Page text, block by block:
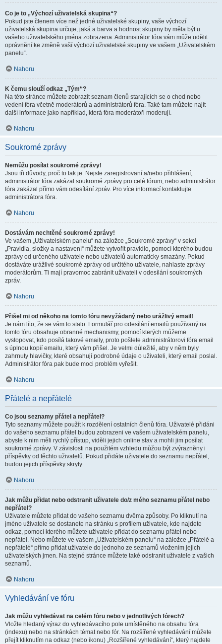
Co je to „Výchozí uživatelská skupina“?
Pokud jste členem více než jedné uživatelské skupiny, vaše výchozí
uživatelská skupina určuje, jaká a barva a hodnost skupiny by měla být u
vašeho uživatelského jména zobrazena. Administrátor fóra vám může udělit
oprávnění ke změně vaší výchozí uživatelské skupiny ve vašem „Uživatelském
panelu“.
Nahoru
K čemu slouží odkaz „Tým“?
Na této stránce můžete zobrazit seznam členů starajících se o chod nebo
vedení fóra včetně moderátorů a administrátorů fóra. Také tam můžete najít
další informace jako například, která fóra moderátoři moderují.
Nahoru
Soukromé zprávy
Nemůžu posílat soukromé zprávy!
Jsou tři důvody, proč to tak je. Nejste zaregistrovaní a/nebo přihlášení,
administrátor fóra zakázal soukromé zprávy pro celé fórum, nebo administrátor
fóra zakázal přímo vám odesílání zpráv. Pro více informací kontaktujte
administrátora fóra.
Nahoru
Dostávám nechtěné soukromé zprávy!
Ve vašem „Uživatelském panelu“ na záložce „Soukromé zprávy“ v sekci
„Pravidla, složky a nastavení“ můžete vytvořit pravidlo, pomocí kterého budou
zprávy od určeného uživatele nebo uživatelů automaticky smazány. Pokud
dostáváte urážlivé soukromé zprávy od určitého uživatele, nahlaste zprávy
moderátorům. Ti mají pravomoc zabránit uživateli v odesílání soukromých
zpráv.
Nahoru
Přišel mi od někoho na tomto fóru nevyžádaný nebo urážlivý email!
Je nám líto, že se vám to stalo. Formulář pro odesílání emailů používaný na
tomto fóru obsahuje obranné mechanismy, pomocí kterých můžeme
vystopovat, kdo posílá takové emaily, proto pošlete administrátorovi fóra email
s úplnou kopií emailu, který vám přišel. Je velmi důležité, aby v něm byly
zahrnuty hlavičky, které obsahují podrobné údaje o uživateli, který email poslal.
Administrátor fóra pak bude moci problém vyřešit.
Nahoru
Přátelé a nepřátelé
Co jsou seznamy přátel a nepřátel?
Tyto seznamy můžete použít k rozdělení ostatních členů fóra. Uživatelé přidáni
do vašeho seznamu přátel budou zobrazeni ve vašem uživatelském panelu,
abyste k nim měli rychlý přístup, viděli jejich online stav a mohli jim posílat
soukromé zprávy. V závislosti na použitém vzhledu můžou být zvýrazněny i
příspěvky od těchto uživatelů. Pokud přidáte uživatele do seznamu nepřátel,
budou jejich příspěvky skryty.
Nahoru
Jak můžu přidat nebo odstranit uživatele do/z mého seznamu přátel nebo
nepřátel?
Uživatele můžete přidat do vašeho seznamu dvěma způsoby. Po kliknutí na
jméno uživatele se dostanete na stránku s profilem uživatele, kde najdete
odkaz, pomocí kterého můžete uživatele přidat do seznamu přátel nebo
nepřátel. Nebo můžete ve vašem „Uživatelském panelu“ na záložce „Přátelé a
nepřátelé“ přímo přidat uživatele do jednoho ze seznamů vložením jejich
uživatelských jmen. Na stejné stránce můžete také odstranit uživatele z vašich
seznamů.
Nahoru
Vyhledávání ve fóru
Jak můžu vyhledávat na celém fóru nebo v jednotlivých fórech?
Vložte hledaný výraz do vyhledávacího pole umístěného na obsahu fóra
(indexu) nebo na stránkách témat nebo fór. Na rozšířené vyhledávání můžete
přejít kliknutím na odkaz (nebo ikonu) „Rozšířené vyhledávání“, který najdete